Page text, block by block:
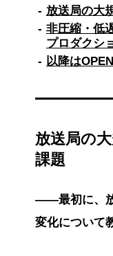
ました。従来
は、多数の人
りましたが、
御信号までを
術の高度化に
す。
放送局の大
非圧縮・低
プロダクシ
以降は
放送局の
課題
――最初に、
変化について